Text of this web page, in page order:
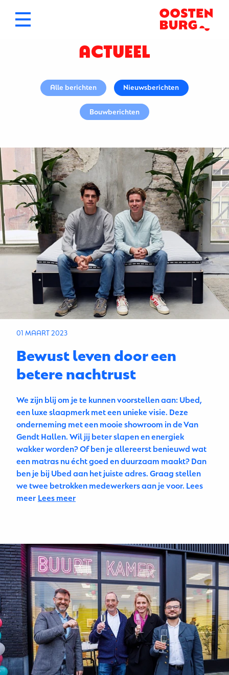
ACTUEEL
Alle berichten Nieuwsberichten
Bouwberichten
01 MAART 2023
Bewust leven door een
betere nachtrust
We zijn blij om je te kunnen voorstellen aan: Ubed,
een luxe slaapmerk met een unieke visie. Deze
onderneming met een mooie showroom in de Van
Gendt Hallen. Wil jij beter slapen en energiek
wakker worden? Of ben je allereerst benieuwd wat
een matras nu écht goed en duurzaam maakt? Dan
ben je bij Ubed aan het juiste adres. Graag stellen
we twee betrokken medewerkers aan je voor. Lees
meer Lees meer